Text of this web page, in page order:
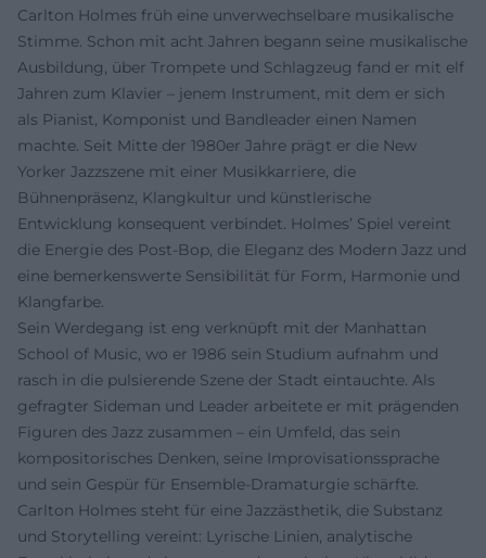
Carlton Holmes früh eine unverwechselbare musikalische
Stimme. Schon mit acht Jahren begann seine musikalische
Ausbildung, über Trompete und Schlagzeug fand er mit elf
Jahren zum Klavier – jenem Instrument, mit dem er sich
als Pianist, Komponist und Bandleader einen Namen
machte. Seit Mitte der 1980er Jahre prägt er die New
Yorker Jazzszene mit einer Musikkarriere, die
Bühnenpräsenz, Klangkultur und künstlerische
Entwicklung konsequent verbindet. Holmes’ Spiel vereint
die Energie des Post-Bop, die Eleganz des Modern Jazz und
eine bemerkenswerte Sensibilität für Form, Harmonie und
Klangfarbe.
Sein Werdegang ist eng verknüpft mit der Manhattan
School of Music, wo er 1986 sein Studium aufnahm und
rasch in die pulsierende Szene der Stadt eintauchte. Als
gefragter Sideman und Leader arbeitete er mit prägenden
Figuren des Jazz zusammen – ein Umfeld, das sein
kompositorisches Denken, seine Improvisationssprache
und sein Gespür für Ensemble‑Dramaturgie schärfte.
Carlton Holmes steht für eine Jazzästhetik, die Substanz
und Storytelling vereint: Lyrische Linien, analytische